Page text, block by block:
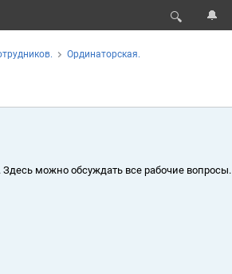
🔍 🔔
Ординаторская.
Здесь можно обсуждать все рабочие вопросы.